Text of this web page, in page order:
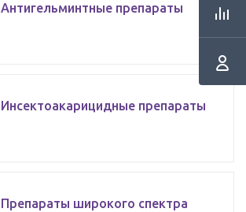
Антигельминтные препараты
Инсектоакарицидные препараты
Препараты широкого спектра